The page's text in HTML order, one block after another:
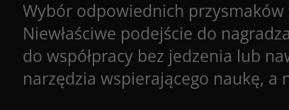
Wybór odpowiednich
Niewłaściwe podejście do
do współpracy bez jedzenia lub
narzędzia wspierającego naukę,